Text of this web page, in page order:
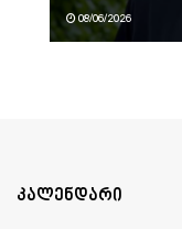
08/06/2026
კალენდარი